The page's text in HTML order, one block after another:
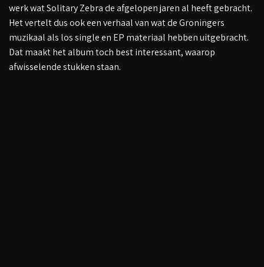
werk wat Solitary Zebra de afgelopen jaren al heeft gebracht.
Het vertelt dus ook een verhaal van wat de Groningers
muzikaal als los single en EP materiaal hebben uitgebracht.
Dat maakt het album toch best interessant, waarop
afwisselende stukken staan.